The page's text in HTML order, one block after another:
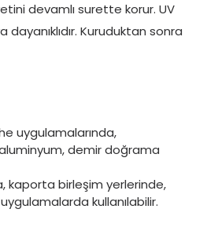
devamlı surette korur. UV
dayanıklıdır. Kuruduktan sonra
uygulamalarında,
demir doğrama
kaporta birleşim yerlerinde,
kullanılabilir.